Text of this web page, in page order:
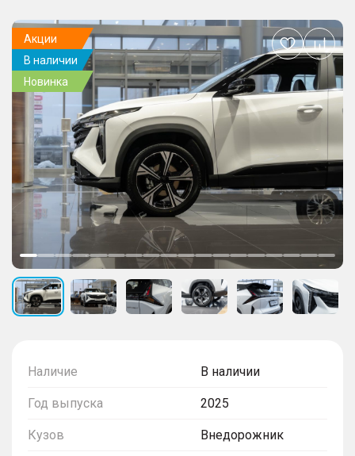
Наличие В наличии
Год выпуска 2025
Кузов Внедорожник
Акции
В наличии
Новинка
Добавить
в
избранное